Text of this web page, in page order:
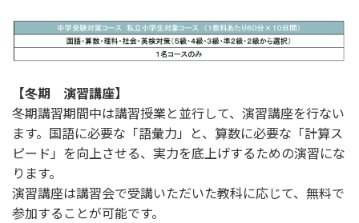
【冬期 演習講座】
冬期講習期間中は講習授業と並行して、演習講座を行ない
ます。国語に必要な「語彙力」と、算数に必要な「計算ス
ピード」を向上させる、実力を底上げするための演習にな
ります。
演習講座は講習会で受講いただいた教科に応じて、無料で
参加することが可能です。